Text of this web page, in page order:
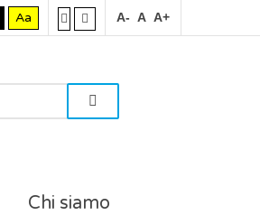
Aa A- A A+
Chi siamo